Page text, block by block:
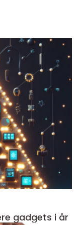
gadgets i år